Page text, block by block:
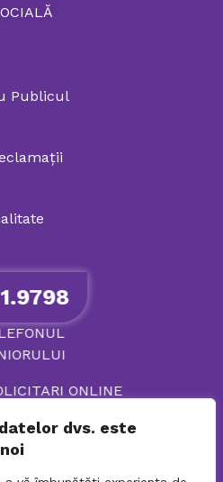
dvs. este
Publicul
ONLINE